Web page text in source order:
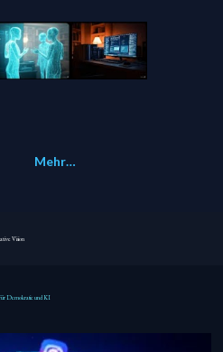
zum Hauptbereich
Mehr…
Vision
für Demokratie und KI